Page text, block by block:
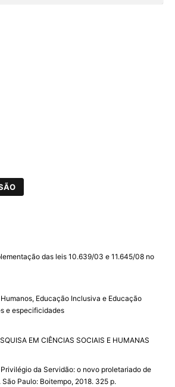
das leis 10.639/03 e 11.645/08 no
Educação Inclusiva e Educação
e especificidades
EM CIÊNCIAS SOCIAIS E HUMANAS
da Servidão: o novo proletariado de
Paulo: Boitempo, 2018. 325 p.